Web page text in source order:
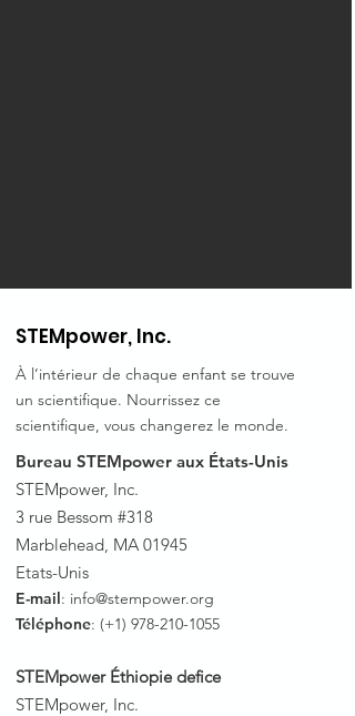
STEMpower, Inc.
À l’intérieur de chaque enfant se trouve
un scientifique. Nourrissez ce
scientifique, vous changerez le monde.
Bureau STEMpower aux États-Unis
STEMpower, Inc.
3 rue Bessom #318
Marblehead, MA 01945
Etats-Unis
E-mail: info@stempower.org
Téléphone: (+1) 978-210-1055
STEMpower Éthiopie defice
STEMpower, Inc.